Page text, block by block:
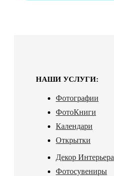
НАШИ УСЛУГИ:
Фотографии
ФотоКниги
Календари
Открытки
Декор Интерьера
Фотосувениры